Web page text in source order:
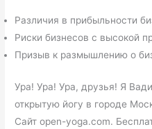
Различия в прибыльности
Риски бизнесов с высокой
Призыв к размышлению о
Ура! Ура! Ура, друзья! Я
открытую йогу в городе
Сайт open-yoga.com.